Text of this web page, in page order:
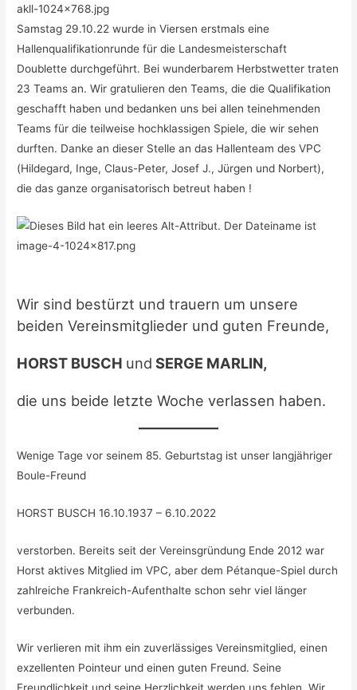
Samstag 29.10.22 wurde in Viersen erstmals eine
Hallenqualifikationrunde für die Landesmeisterschaft
Doublette durchgeführt. Bei wunderbarem Herbstwetter traten
23 Teams an. Wir gratulieren den Teams, die die Qualifikation
geschafft haben und bedanken uns bei allen teinehmenden
Teams für die teilweise hochklassigen Spiele, die wir sehen
durften. Danke an dieser Stelle an das Hallenteam des VPC
(Hildegard, Inge, Claus-Peter, Josef J., Jürgen und Norbert),
die das ganze organisatorisch betreut haben !
Wir sind bestürzt und trauern um unsere
beiden Vereinsmitglieder und guten Freunde,
HORST BUSCH und SERGE MARLIN,
die uns beide letzte Woche verlassen haben.
Wenige Tage vor seinem 85. Geburtstag ist unser langjähriger
Boule-Freund
HORST BUSCH 16.10.1937 – 6.10.2022
verstorben. Bereits seit der Vereinsgründung Ende 2012 war
Horst aktives Mitglied im VPC, aber dem Pétanque-Spiel durch
zahlreiche Frankreich-Aufenthalte schon sehr viel länger
verbunden.
Wir verlieren mit ihm ein zuverlässiges Vereinsmitglied, einen
exzellenten Pointeur und einen guten Freund. Seine